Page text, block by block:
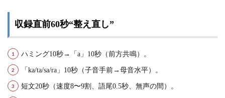
収録直前60秒“整え直し”
ハミング10秒→「a」10秒（前方共鳴）。
「ka/ta/sa/ra」10秒（子音手前→母音水平）。
短文20秒（速度8〜9割、語尾0.5秒、無声の間）。